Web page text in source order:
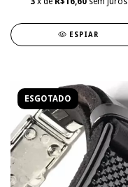
ESPIAR
ESGOTADO